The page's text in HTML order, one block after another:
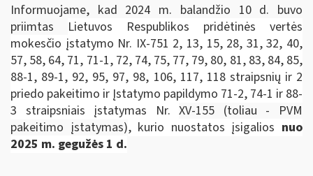
Informuojame, kad 2024 m. balandžio 10 d. buvo
priimtas Lietuvos Respublikos pridėtinės vertės
mokesčio įstatymo Nr. IX-751 2, 13, 15, 28, 31, 32, 40,
57, 58, 64, 71, 71-1, 72, 74, 75, 77, 79, 80, 81, 83, 84, 85,
88-1, 89-1, 92, 95, 97, 98, 106, 117, 118 straipsnių ir 2
priedo pakeitimo ir Įstatymo papildymo 71-2, 74-1 ir 88-
3 straipsniais įstatymas Nr.XV-155 (toliau ­- PVM
pakeitimo įstatymas), kurio nuostatos įsigalios nuo
2025 m. gegužės 1 d.